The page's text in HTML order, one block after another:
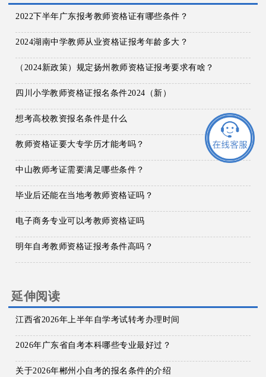
2022下半年广东报考教师资格证有哪些条件？
2024湖南中学教师从业资格证报考年龄多大？
（2024新政策）规定扬州教师资格证报考要求有啥？
四川小学教师资格证报名条件2024（新）
想考高校教资报名条件是什么
教师资格证要大专学历才能考吗？
中山教师考证需要满足哪些条件？
毕业后还能在当地考教师资格证吗？
电子商务专业可以考教师资格证吗
明年自考教师资格证报考条件高吗？
延伸阅读
江西省2026年上半年自学考试转考办理时间
2026年广东省自考本科哪些专业最好过？
关于2026年郴州小自考的报名条件的介绍